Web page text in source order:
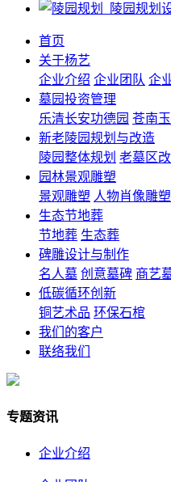
首页
关于杨艺
企业介绍 企业团队 企
墓园投资管理
乐清长安功德园 苍南
新老陵园规划与改造
陵园整体规划 老墓区
园林景观雕塑
景观雕塑 人物肖像雕塑
生态节地葬
节地葬 生态葬
碑雕设计与制作
名人墓 创意墓碑 商艺
低碳循环创新
铜艺术品 环保石棺
我们的客户
联络我们
专题资讯
企业介绍